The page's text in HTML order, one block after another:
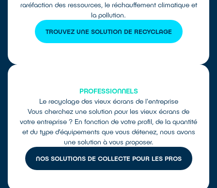
raréfaction des ressources, le réchauffement climatique et
la pollution.
TROUVEZ UNE SOLUTION DE RECYCLAGE
PROFESSIONNELS
Le recyclage des vieux écrans de l'entreprise
Vous cherchez une solution pour les vieux écrans de
votre entreprise ? En fonction de votre profil, de la quantité
et du type d’équipements que vous détenez, nous avons
une solution à vous proposer.
NOS SOLUTIONS DE COLLECTE POUR LES PROS